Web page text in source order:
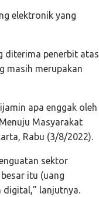
elektronik yang
diterima penerbit atas
masih merupakan
apa enggak oleh
Masyarakat
Rabu (3/8/2022).
sektor
itu (uang
digital,” lanjutnya.